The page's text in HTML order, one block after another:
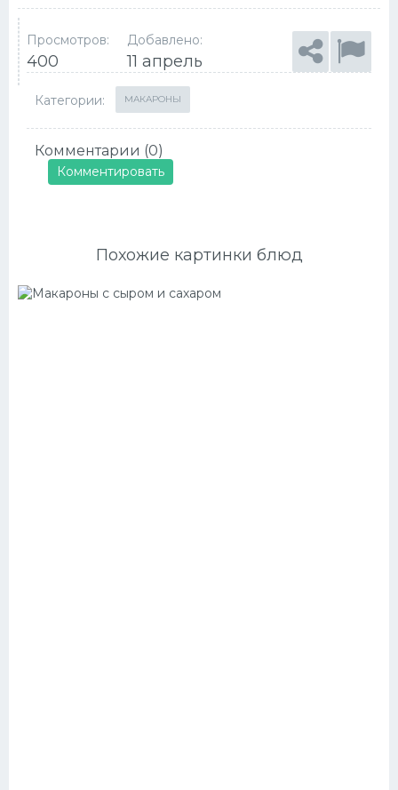
Просмотров:
400
Добавлено:
11 апрель
Категории: МАКАРОНЫ
Комментарии (0)
Комментировать
Похожие картинки блюд